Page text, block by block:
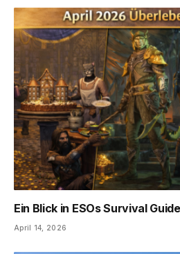
Ein Blick in ESOs Survival
April 14, 2026